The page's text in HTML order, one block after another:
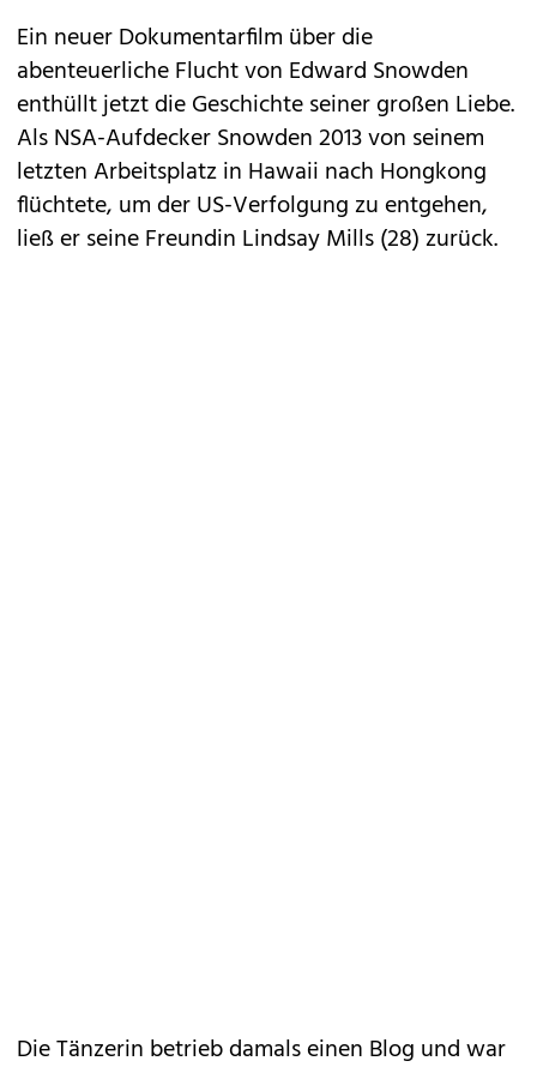
Ein neuer Dokumentarfilm über die
abenteuerliche Flucht von Edward Snowden
enthüllt jetzt die Geschichte seiner großen Liebe.
Als NSA-Aufdecker Snowden 2013 von seinem
letzten Arbeitsplatz in Hawaii nach Hongkong
flüchtete, um der US-Verfolgung zu entgehen,
ließ er seine Freundin Lindsay Mills (28) zurück.
Die Tänzerin betrieb damals einen Blog und war